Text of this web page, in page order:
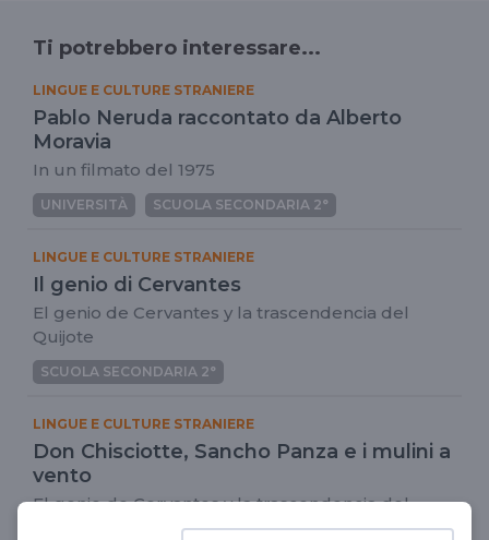
Ti potrebbero interessare...
LINGUE E CULTURE STRANIERE
Pablo Neruda raccontato da Alberto
Moravia
In un filmato del 1975
UNIVERSITÀ SCUOLA SECONDARIA 2°
LINGUE E CULTURE STRANIERE
Il genio di Cervantes
El genio de Cervantes y la trascendencia del
Quijote
SCUOLA SECONDARIA 2°
LINGUE E CULTURE STRANIERE
Don Chisciotte, Sancho Panza e i mulini a
vento
El genio de Cervantes y la trascendencia del